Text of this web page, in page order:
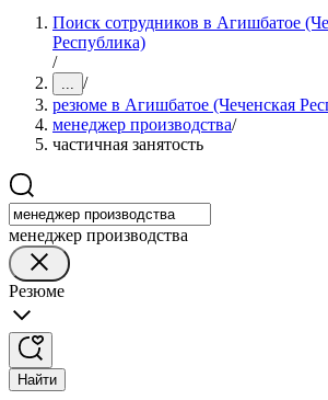
Поиск сотрудников в Агишбатое
Республика)
/
... /
резюме в Агишбатое (Чеченская
менеджер производства/
частичная занятость
менеджер производства
Резюме
Найти